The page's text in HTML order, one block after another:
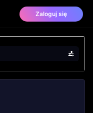
Zaloguj się